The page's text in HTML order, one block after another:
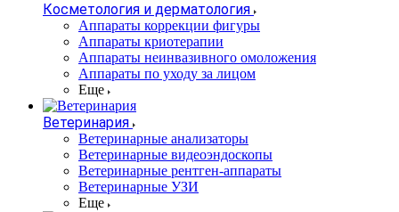
Косметология и дерматология
Аппараты коррекции фигуры
Аппараты криотерапии
Аппараты неинвазивного омоложения
Аппараты по уходу за лицом
Еще
Ветеринария
Ветеринарные анализаторы
Ветеринарные видеоэндоскопы
Ветеринарные рентген-аппараты
Ветеринарные УЗИ
Еще